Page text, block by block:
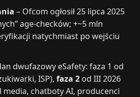
– Ofcom ogłosił 25 lipca 2025
age-checków; +~5 mln
natychmiast po wejściu
dwufazowy eSafety: faza 1 od
ISP),faza 2 od III 2026
media, chatboty AI, producenci